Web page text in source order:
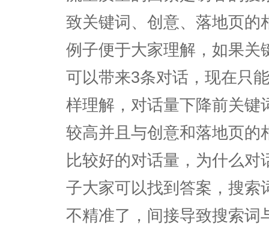
致关键词、创意、落地页的
例子便于大家理解，如果关
可以带来3条对话，现在只
样理解，对话量下降前关键
较高并且与创意和落地页的
比较好的对话量，为什么
子大家可以找到答案，搜索
不精准了，间接导致搜索词